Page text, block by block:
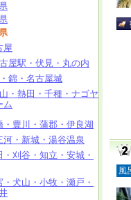
風
屋
屋駅・伏見・丸の内
錦・名古屋城
・熱田・千種・ナゴヤ
ム
・豊川・蒲郡・伊良湖
河・新城・湯谷温泉
・刈谷・知立・安城・
・犬山・小牧・瀬戸・